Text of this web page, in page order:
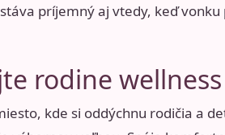
príjemný aj vtedy, keď vonku
rodine
kde si oddýchnu rodičia a